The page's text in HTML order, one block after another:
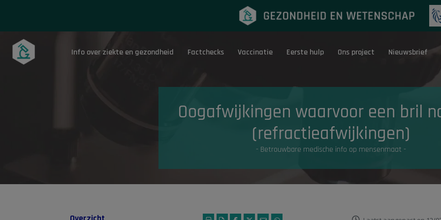
Onderwerpen Eerste hulp
Info over ziekte en gezondheid Factchecks Vaccinatie Eerste hulp Ons project Nieuwsbrief
Oogafwijkingen waarvoor een bril
(refractieafwijkingen)
- Betrouwbare medische info op mensenmaat -